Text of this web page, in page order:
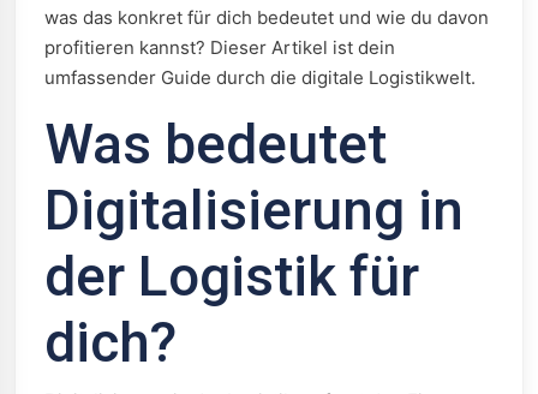
was das konkret für dich bedeutet und wie du davon
profitieren kannst? Dieser Artikel ist dein
umfassender Guide durch die digitale Logistikwelt.
Was bedeutet
Digitalisierung in
der Logistik für
dich?